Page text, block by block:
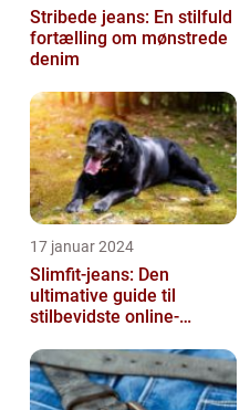
Stribede jeans: En stilfuld
fortælling om mønstrede
denim
17 januar 2024
Slimfit-jeans: Den
ultimative guide til
stilbevidste online-